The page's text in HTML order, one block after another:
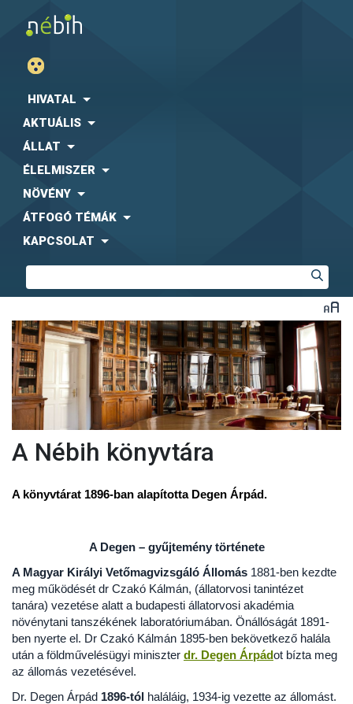
HIVATAL
AKTUÁLIS
ÁLLAT
ÉLELMISZER
NÖVÉNY
ÁTFOGÓ TÉMÁK
KAPCSOLAT
A Nébih könyvtára
A könyvtárat 1896-ban alapította Degen Árpád.
A Degen – gyűjtemény története
A Magyar Királyi Vetőmagvizsgáló Állomás 1881-ben kezdte
meg működését dr Czakó Kálmán, (állatorvosi tanintézet
tanára) vezetése alatt a budapesti állatorvosi akadémia
növénytani tanszékének laboratóriumában. Önállóságát 1891-
ben nyerte el. Dr Czakó Kálmán 1895-ben bekövetkező halála
után a földművelésügyi miniszter dr. Degen Árpádot bízta meg
az állomás vezetésével.
Dr. Degen Árpád 1896-tól haláláig, 1934-ig vezette az állomást.